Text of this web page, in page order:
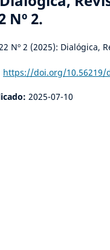
Nº 2.
Nº 2 (2025): Dialógica,
https://doi.org/10.56219/
2025-07-10